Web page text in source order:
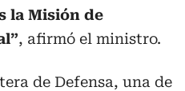
la Misión de
, afirmó el ministro.
de Defensa, una de